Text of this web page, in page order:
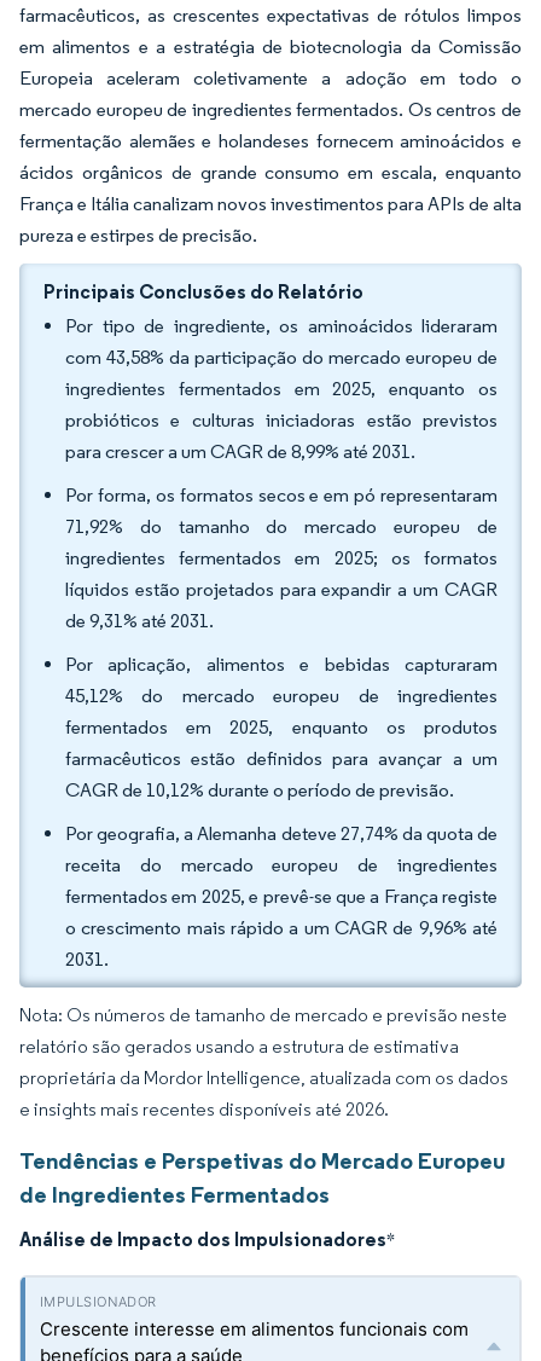
farmacêuticos, as crescentes expectativas de rótulos limpos
em alimentos e a estratégia de biotecnologia da Comissão
Europeia aceleram coletivamente a adoção em todo o
mercado europeu de ingredientes fermentados. Os centros de
fermentação alemães e holandeses fornecem aminoácidos e
ácidos orgânicos de grande consumo em escala, enquanto
França e Itália canalizam novos investimentos para APIs de alta
pureza e estirpes de precisão.
Principais Conclusões do Relatório
Por tipo de ingrediente, os aminoácidos lideraram
com 43,58% da participação do mercado europeu de
ingredientes fermentados em 2025, enquanto os
probióticos e culturas iniciadoras estão previstos
para crescer a um CAGR de 8,99% até 2031.
Por forma, os formatos secos e em pó representaram
71,92% do tamanho do mercado europeu de
ingredientes fermentados em 2025; os formatos
líquidos estão projetados para expandir a um CAGR
de 9,31% até 2031.
Por aplicação, alimentos e bebidas capturaram
45,12% do mercado europeu de ingredientes
fermentados em 2025, enquanto os produtos
farmacêuticos estão definidos para avançar a um
CAGR de 10,12% durante o período de previsão.
Por geografia, a Alemanha deteve 27,74% da quota de
receita do mercado europeu de ingredientes
fermentados em 2025, e prevê-se que a França registe
o crescimento mais rápido a um CAGR de 9,96% até
2031.
Nota: Os números de tamanho de mercado e previsão neste
relatório são gerados usando a estrutura de estimativa
proprietária da Mordor Intelligence, atualizada com os dados
e insights mais recentes disponíveis até 2026.
Tendências e Perspetivas do Mercado Europeu
de Ingredientes Fermentados
Análise de Impacto dos Impulsionadores*
Crescente interesse em alimentos funcionais com
benefícios para a saúde